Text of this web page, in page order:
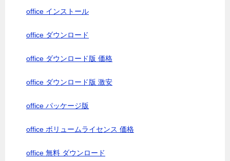
office インストール
office ダウンロード
office ダウンロード版 価格
office ダウンロード版 激安
office パッケージ版
office ボリュームライセンス 価格
office 無料 ダウンロード